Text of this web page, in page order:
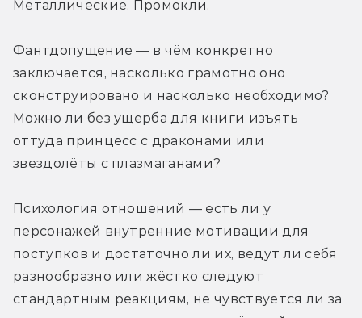
Металлические. Промокли.
Фантдопущение — в чём конкретно
заключается, насколько грамотно оно
сконструировано и насколько необходимо?
Можно ли без ущерба для книги изъять
оттуда принцесс с драконами или
звездолёты с плазмаганами?
Психология отношений — есть ли у
персонажей внутренние мотивации для
поступков и достаточно ли их, ведут ли себя
разнообразно или жёстко следуют
стандартным реакциям, не чувствуется ли за